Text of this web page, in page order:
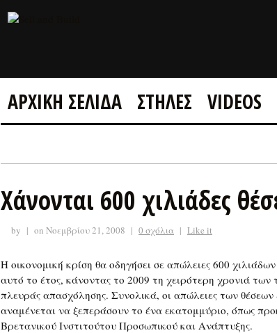
ΑΡΧΙΚΗ ΣΕΛΙΔΑ ΣΤΗΛΕΣ VIDEOS
Χάνονται 600 χιλιάδες
by | on Νοεμβρίου 21, 2008 | 0 σχόλια | Like it
Η οικονομική κρίση θα οδηγήσει σε απώλειες 600
αυτό το έτος, κάνοντας το 2009 τη χειρότερη χρονιά
πλευράς απασχόλησης. Συνολικά, οι απώλειες των θέσεων
αναμένεται να ξεπεράσουν το ένα εκατομμύριο, όπως
Βρετανικού Ινστιτούτου Προσωπικού και Ανάπτυξης.